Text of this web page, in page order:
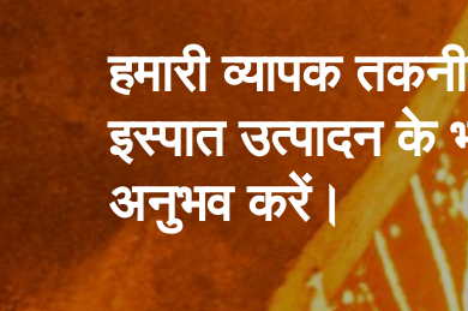
हमारी व्यापक
इस्पात उत्पादन के
अनुभव करें।